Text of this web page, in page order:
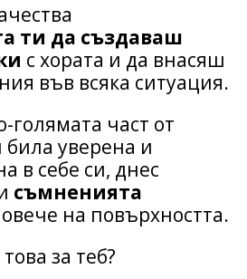
ти да създаваш
с хората и да внасяш
във всяка ситуация.
голямата част от
уверена и
в себе си, днес
съмненията
на повърхността.
за теб?